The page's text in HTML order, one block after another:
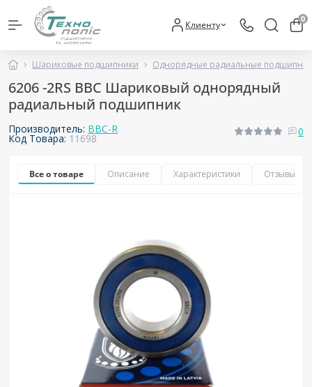
Клиенту 0
Шариковые подшипники Однорядные радиальные
6206 -2RS BBC Шариковый однорядный
радиальный подшипник
Производитель: BBC-R
Код Товара: 11698
0
Все о товаре Описание Характеристики Отзывы